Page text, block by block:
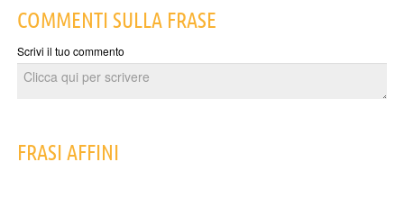
COMMENTI SULLA FRASE
Scrivi il tuo commento
FRASI AFFINI